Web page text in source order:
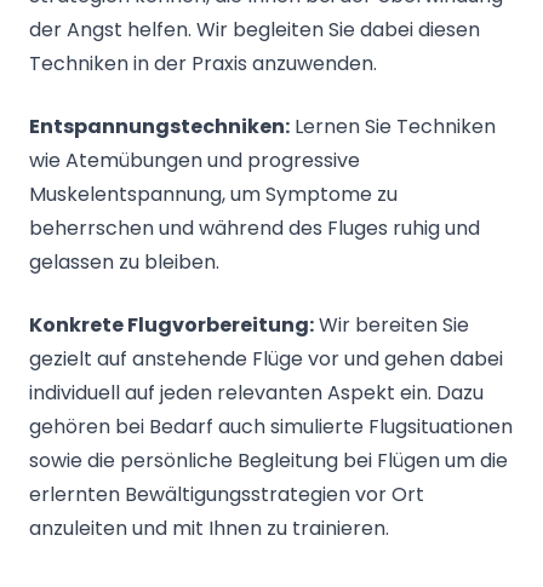
der Angst helfen. Wir begleiten Sie dabei diesen
Techniken in der Praxis anzuwenden.
Entspannungstechniken: Lernen Sie Techniken
wie Atemübungen und progressive
Muskelentspannung, um Symptome zu
beherrschen und während des Fluges ruhig und
gelassen zu bleiben.
Konkrete Flugvorbereitung:Wir bereiten Sie
gezielt auf anstehende Flüge vor und gehen dabei
individuell auf jeden relevanten Aspekt ein. Dazu
gehören bei Bedarf auch simulierte Flugsituationen
sowie die persönliche Begleitung bei Flügen um die
erlernten Bewältigungsstrategien vor Ort
anzuleiten und mit Ihnen zu trainieren.